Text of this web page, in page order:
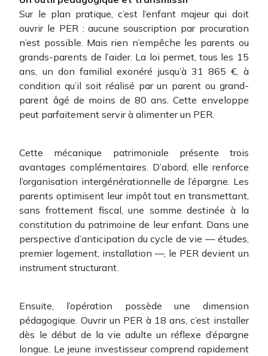
Sur le plan pratique, c’est l’enfant majeur qui doit
ouvrir le PER : aucune souscription par procuration
n’est possible. Mais rien n’empêche les parents ou
grands-parents de l’aider. La loi permet, tous les 15
ans, un don familial exonéré jusqu’à 31 865 €, à
condition qu’il soit réalisé par un parent ou grand-
parent âgé de moins de 80 ans. Cette enveloppe
peut parfaitement servir à alimenter un PER.
Cette mécanique patrimoniale présente trois
avantages complémentaires. D’abord, elle renforce
l’organisation intergénérationnelle de l’épargne. Les
parents optimisent leur impôt tout en transmettant,
sans frottement fiscal, une somme destinée à la
constitution du patrimoine de leur enfant. Dans une
perspective d’anticipation du cycle de vie — études,
premier logement, installation —, le PER devient un
instrument structurant.
Ensuite, l’opération possède une dimension
pédagogique. Ouvrir un PER à 18 ans, c’est installer
dès le début de la vie adulte un réflexe d’épargne
longue. Le jeune investisseur comprend rapidement